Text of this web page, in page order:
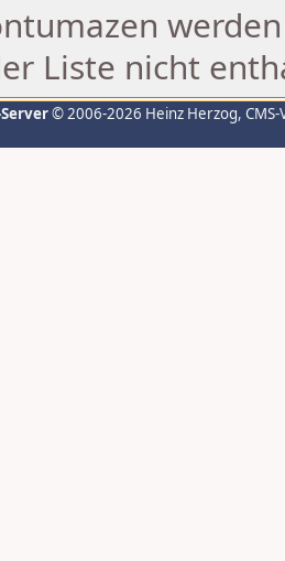
Liste nicht
© 2006-2026 Heinz Herzog,